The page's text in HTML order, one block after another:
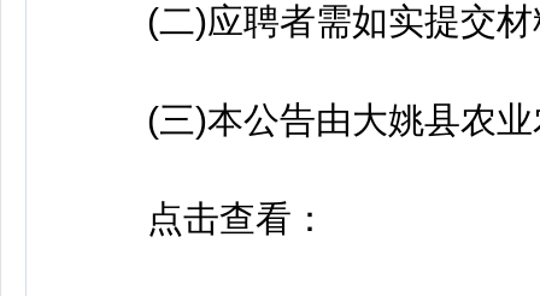
(二)应聘者需如实提交材
(三)本公告由大姚县农业
点击查看：